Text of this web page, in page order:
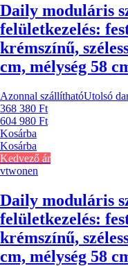
Daily moduláris
felületkezelés:
krémszínű,
cm, mélység 58
Azonnal szállíthatóUtolsó
368 380 Ft
604 980 Ft
Kosárba
Kosárba
Kedvező ár
vtwonen
Daily moduláris
felületkezelés:
krémszínű,
cm, mélység 58